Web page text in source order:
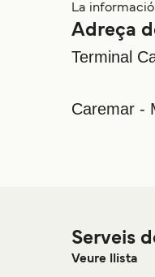
La
Adreça
Terminal
Caremar -
Serveis
Veure llista